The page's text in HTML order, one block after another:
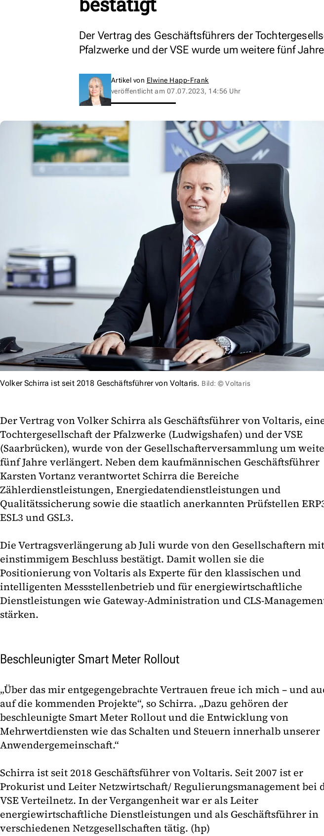
Der Vertrag des Geschäftsführers der
Pfalzwerke und der VSE wurde um weitere fünf
Artikel von Elwine Happ-Frank
veröffentlicht am 07.07.2023, 14:56 Uhr
Volker Schirra ist seit 2018 Geschäftsführer von Voltaris. Bild: © Voltaris
Der Vertrag von Volker Schirra als Geschäftsführer von Voltaris,
Tochtergesellschaft der Pfalzwerke (Ludwigshafen) und der VSE
(Saarbrücken), wurde von der Gesellschafterversammlung um
fünf Jahre verlängert. Neben dem kaufmännischen Geschäftsführer
Karsten Vortanz verantwortet Schirra die Bereiche
Zählerdienstleistungen, Energiedatendienstleistungen und
Qualitätssicherung sowie die staatlich anerkannten Prüfstellen
ESL3 und GSL3.
Die Vertragsverlängerung ab Juli wurde von den Gesellschaftern mit
einstimmigem Beschluss bestätigt. Damit wollen sie die
Positionierung von Voltaris als Experte für den klassischen und
intelligenten Messstellenbetrieb und für energiewirtschaftliche
Dienstleistungen wie Gateway-Administration und CLS-
stärken.
Beschleunigter Smart Meter Rollout
„Über das mir entgegengebrachte Vertrauen freue ich mich – und
auf die kommenden Projekte“, so Schirra. „Dazu gehören der
beschleunigte Smart Meter Rollout und die Entwicklung von
Mehrwertdiensten wie das Schalten und Steuern innerhalb unserer
Anwendergemeinschaft.“
Schirra ist seit 2018 Geschäftsführer von Voltaris. Seit 2007 ist er
Prokurist und Leiter Netzwirtschaft/ Regulierungsmanagement bei
VSE Verteilnetz. In der Vergangenheit war er als Leiter
energiewirtschaftliche Dienstleistungen und als Geschäftsführer in
verschiedenen Netzgesellschaften tätig. (hp)